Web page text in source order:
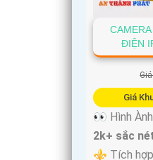
ĐIỆN
Giá
👀 Hình
2k+ sắc
⚜️ Tích hợp